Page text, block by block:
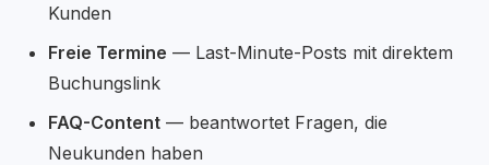
Kunden
Freie Termine — Last-Minute-Posts mit direktem
Buchungslink
FAQ-Content — beantwortet Fragen, die
Neukunden haben